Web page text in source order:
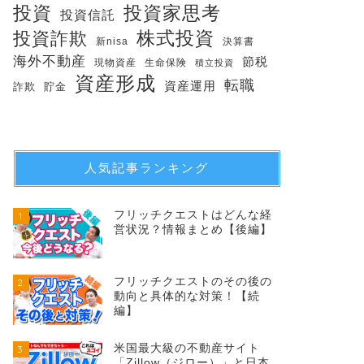
投資 投資信託
投資家思考
投資詐欺
新nisa 株式投資 決算書
海外不動産 現物資産 生命保険 積立投資 節税
詐欺 貯金 資産形成 資産運用 転職
人気記事ランキング
1
フリッチクエストはどんな経
営状況？情報まとめ【後編】
2
フリッチクエストのその後の
動向と具体的な対策！【続
編】
3
米国最大級の不動産サイト